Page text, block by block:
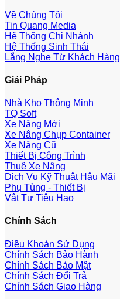
Về Chúng Tôi
Tin Quang Media
Hệ Thống Chi Nhánh
Hệ Thống Sinh Thái
Lắng Nghe Từ Khách Hàng
Giải Pháp
Nhà Kho Thông Minh
TQ Soft
Xe Nâng Mới
Xe Nâng Chụp Container
Xe Nâng Cũ
Thiết Bị Công Trình
Thuê Xe Nâng
Dịch Vụ Kỹ Thuật Hậu Mãi
Phụ Tùng - Thiết Bị
Vật Tư Tiêu Hao
Chính Sách
Điều Khoản Sử Dụng
Chính Sách Bảo Hành
Chính Sách Bảo Mật
Chính Sách Đổi Trả
Chính Sách Giao Hàng